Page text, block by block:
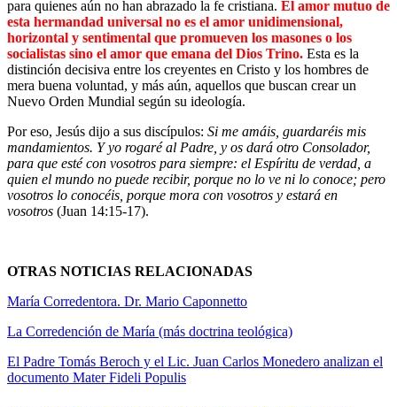
para quienes aún no han abrazado la fe cristiana. El amor mutuo de
esta hermandad universal no es el amor unidimensional,
horizontal y sentimental que promueven los masones o los
socialistas sino el amor que emana del Dios Trino. Esta es la
distinción decisiva entre los creyentes en Cristo y los hombres de
mera buena voluntad, y más aún, aquellos que buscan crear un
Nuevo Orden Mundial según su ideología.
Por eso, Jesús dijo a sus discípulos: Si me amáis, guardaréis mis
mandamientos. Y yo rogaré al Padre, y os dará otro Consolador,
para que esté con vosotros para siempre: el Espíritu de verdad, a
quien el mundo no puede recibir, porque no lo ve ni lo conoce; pero
vosotros lo conocéis, porque mora con vosotros y estará en
vosotros (Juan 14:15-17).
OTRAS NOTICIAS RELACIONADAS
María Corredentora. Dr. Mario Caponnetto
La Corredención de María (más doctrina teológica)
El Padre Tomás Beroch y el Lic. Juan Carlos Monedero analizan el
documento Mater Fideli Populis